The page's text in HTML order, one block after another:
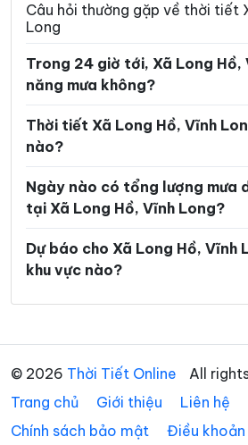
Xã Hiệp Mỹ Xã
Xã
Xã Hòa Hiệp
Xã Hùng Hòa Xã
Xã Hưng Mỹ
Xã Hương Mỹ Xã
Xã Long Hiệp Xã
Xã Long Hữu Xã
Xã Lưu Nghiệp Anh Xã Mỏ
Xã Mỹ Chánh Hòa Xã Mỹ
Xã Mỹ Thuận Xã
Câu hỏi thường gặp về thời tiết
Long
Trong 24 giờ tới, Xã Long Hồ,
năng mưa không?
Thời tiết Xã Long Hồ, Vĩnh
nào?
Ngày nào có tổng lượng mưa
tại Xã Long Hồ, Vĩnh Long?
Dự báo cho Xã Long Hồ, Vĩnh
khu vực nào?
© 2026 Thời Tiết Online
All
Trang chủ
Giới thiệu
Liên hệ
Chính sách bảo mật
Điều khoản